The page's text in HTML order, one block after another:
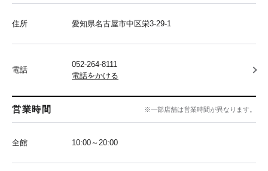
住所 愛知県名古屋市中区栄3-29-1
電話
052-264-8111
電話をかける
営業時間 ※一部店舗は営業時間が異なります。
全館 10:00～20:00